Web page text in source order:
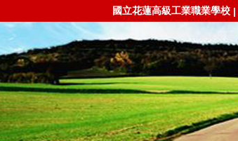
國立花蓮高級工業職業學校 |